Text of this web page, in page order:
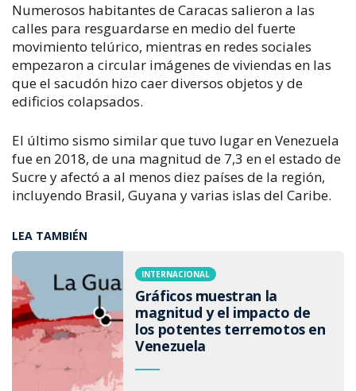
Numerosos habitantes de Caracas salieron a las
calles para resguardarse en medio del fuerte
movimiento telúrico, mientras en redes sociales
empezaron a circular imágenes de viviendas en las
que el sacudón hizo caer diversos objetos y de
edificios colapsados.
El último sismo similar que tuvo lugar en Venezuela
fue en 2018, de una magnitud de 7,3 en el estado de
Sucre y afectó a al menos diez países de la región,
incluyendo Brasil, Guyana y varias islas del Caribe.
LEA TAMBIÉN
INTERNACIONAL
Gráficos muestran la
magnitud y el impacto de
los potentes terremotos en
Venezuela